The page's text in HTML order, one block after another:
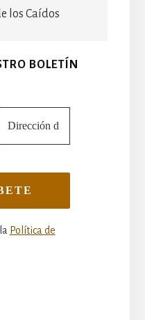
los Caídos
BOLETÍN
Política de